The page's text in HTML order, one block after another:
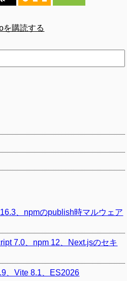
を購読する
、npmのpublish時マルウェア
7.0、npm 12、Next.jsのセキ
、Vite 8.1、ES2026